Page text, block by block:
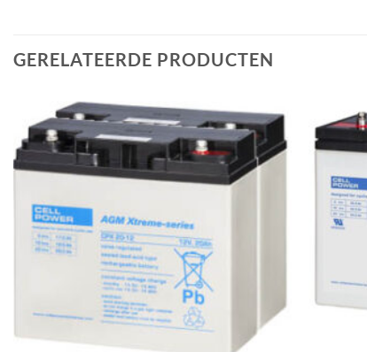
GERELATEERDE PRODUCTEN